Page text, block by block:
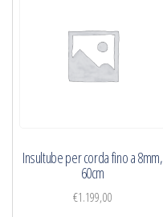
Insultube per corda fino a 8mm,
60cm
€1.199,00